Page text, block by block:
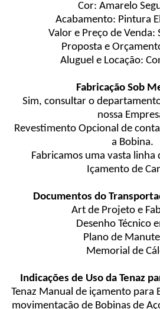
Cor: Amarelo
Acabamento: Pintura
Valor e Preço de Venda:
Proposta e
Aluguel e Locação:
Fabricação Sob
Sim, consultar o
nossa
Revestimento Opcional de
a Bobina.
Fabricamos uma vasta linha
Içamento de
Documentos do
Art de Projeto e
Desenho Técnico
Plano de
Memorial de
Indicações de Uso da Tenaz
Tenaz Manual de içamento para
movimentação de Bobinas de